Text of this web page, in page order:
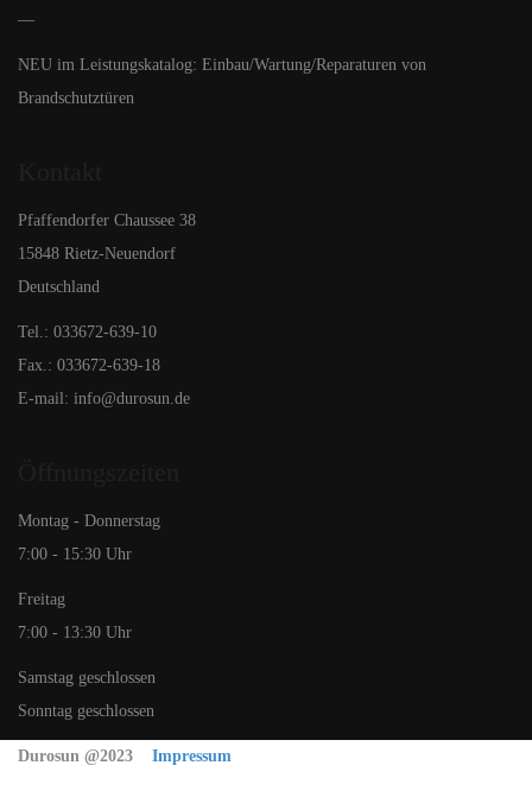
—
NEU im Leistungskatalog: Einbau/Wartung/Reparaturen von
Brandschutztüren
Pfaffendorfer Chaussee 38
15848 Rietz-Neuendorf
Deutschland
Tel.: 033672-639-10
Fax.: 033672-639-18
E-mail: info@durosun.de
Montag - Donnerstag
7:00 - 15:30 Uhr
Freitag
7:00 - 13:30 Uhr
Samstag geschlossen
Sonntag geschlossen
Durosun @2023 Impressum